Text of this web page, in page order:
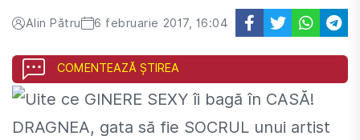
Alin Pătru 6 februarie 2017, 16:04
COMENTEAZĂ ȘTIREA